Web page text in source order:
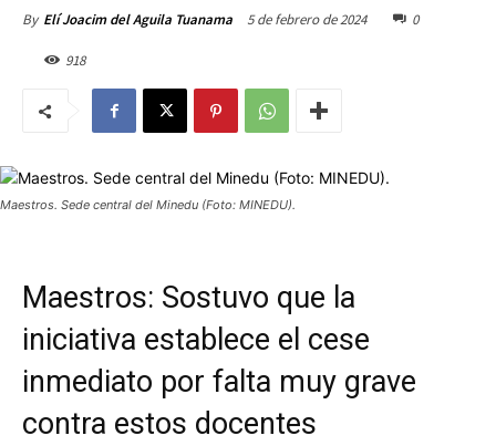
By Elí Joacim del Aguila Tuanama 5 de febrero de 2024 0
918
Maestros. Sede central del Minedu (Foto: MINEDU).
Maestros: Sostuvo que la
iniciativa establece el cese
inmediato por falta muy grave
contra estos docentes